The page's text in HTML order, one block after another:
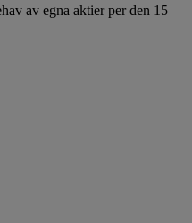
av egna aktier per den 15